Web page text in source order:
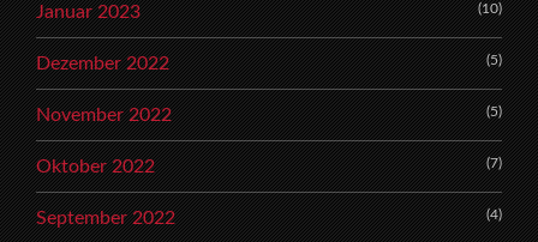
Januar 2023 (10)
Dezember 2022 (5)
November 2022 (5)
Oktober 2022 (7)
September 2022 (4)